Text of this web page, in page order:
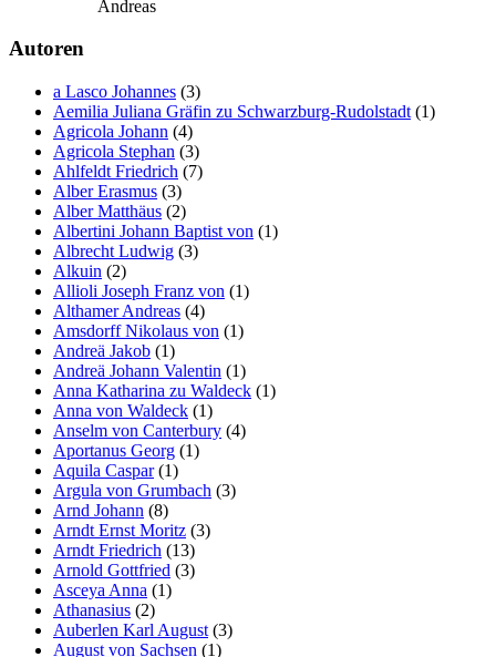
Andreas
Autoren
a Lasco Johannes (3)
Aemilia Juliana Gräfin zu Schwarzburg-Rudolstadt (1)
Agricola Johann (4)
Agricola Stephan (3)
Ahlfeldt Friedrich (7)
Alber Erasmus (3)
Alber Matthäus (2)
Albertini Johann Baptist von (1)
Albrecht Ludwig (3)
Alkuin (2)
Allioli Joseph Franz von (1)
Althamer Andreas (4)
Amsdorff Nikolaus von (1)
Andreä Jakob (1)
Andreä Johann Valentin (1)
Anna Katharina zu Waldeck (1)
Anna von Waldeck (1)
Anselm von Canterbury (4)
Aportanus Georg (1)
Aquila Caspar(1)
Argula von Grumbach (3)
Arnd Johann (8)
Arndt Ernst Moritz (3)
Arndt Friedrich (13)
Arnold Gottfried (3)
Asceya Anna (1)
Athanasius (2)
Auberlen Karl August (3)
August von Sachsen (1)